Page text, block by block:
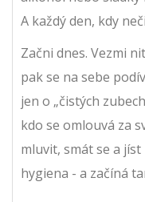
A každý den, kdy
Začni dnes. Vezmi
pak se na sebe
jen o „čistých
kdo se omlouvá za
mluvit, smát se a
hygiena - a začíná